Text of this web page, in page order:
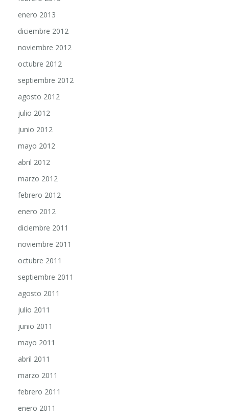
enero 2013
diciembre 2012
noviembre 2012
octubre 2012
septiembre 2012
agosto 2012
julio 2012
junio 2012
mayo 2012
abril 2012
marzo 2012
febrero 2012
enero 2012
diciembre 2011
noviembre 2011
octubre 2011
septiembre 2011
agosto 2011
julio 2011
junio 2011
mayo 2011
abril 2011
marzo 2011
febrero 2011
enero 2011
diciembre 2010